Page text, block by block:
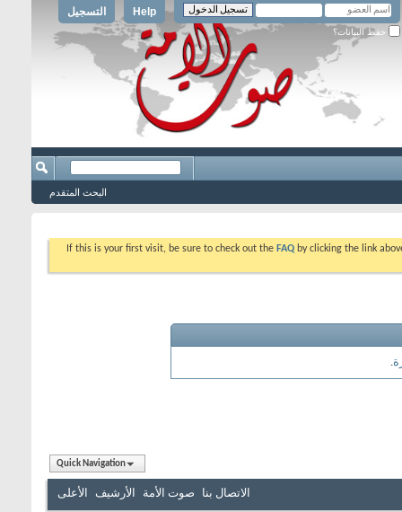
التسجيل Help
حفظ البيانات؟
البحث المتقدم
If this is your first visit, be sure to check out the FAQ by clicking the link
.
Quick Navigation
الاتصال بنا صوت الأمة الأرشيف الأعلى